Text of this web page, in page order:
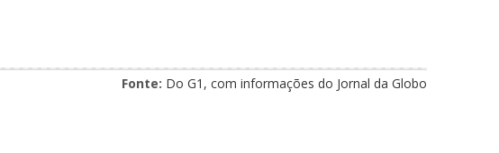
Fonte: Do G1, com informações do Jornal da Globo